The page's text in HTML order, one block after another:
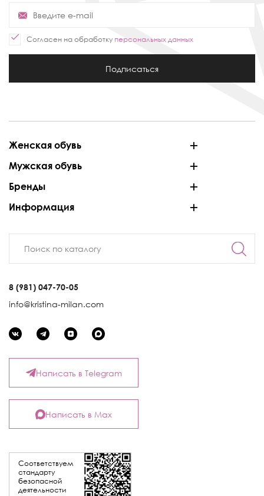
Согласен на обработку персональных данных
Подписаться
Женская обувь
Мужская обувь
Бренды
Информация
8 (981) 047-70-05
info@kristina-milan.com
Соответствуем
стандарту
безопасной
деятельности
Написать в Telegram
Написать в Max